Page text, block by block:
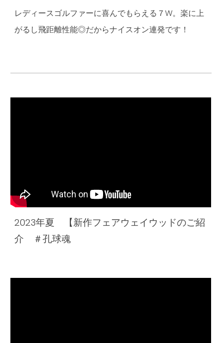
レディースゴルファーに喜んでもらえる７W。楽に上
がるし飛距離性能◎だからナイスオン連発です！
2023年夏 【新作フェアウェイウッドのご紹
介 ＃孔球魂